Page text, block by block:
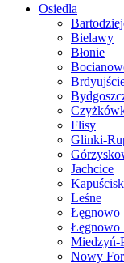
Osiedla
Bielawy
Błonie
Flisy
Glinki-
Jachcice
Leśne
Łęgnowo
Łęgnowo
Miedzyń-
Nowy